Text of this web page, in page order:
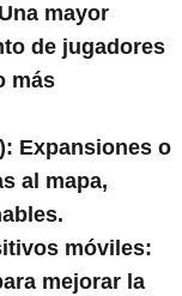
mayor
de jugadores
más
: Expansiones o
al mapa,
móviles:
mejorar la